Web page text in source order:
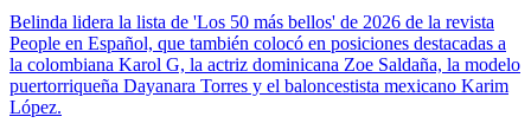
Belinda lidera la lista de 'Los 50 más bellos' de 2026 de la revista
People en Español, que también colocó en posiciones destacadas a
la colombiana Karol G, la actriz dominicana Zoe Saldaña, la modelo
puertorriqueña Dayanara Torres y el baloncestista mexicano Karim
López.